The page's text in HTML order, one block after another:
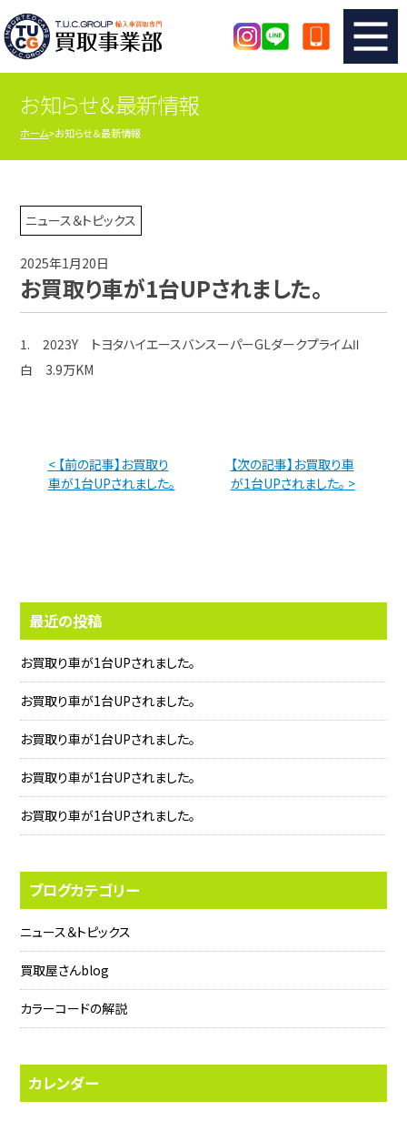
TUCのカンタン査定
査定の注意事項 メーカー別査定フォーム
TUCの買取実績
店舗紹介
お知らせ＆最新情報
ホーム お知らせ＆最新情報
ニュース＆トピックス
2025年1月20日
お買取り車が1台UPされました。
1. 2023Y トヨタハイエースバンスーパーGLダークプライムⅡ
白 3.9万KM
< 【前の記事】お買取り
車が1台UPされました。
【次の記事】お買取り車
が1台UPされました。 >
最近の投稿
お買取り車が1台UPされました。
お買取り車が1台UPされました。
お買取り車が1台UPされました。
お買取り車が1台UPされました。
お買取り車が1台UPされました。
ブログカテゴリー
ニュース＆トピックス
買取屋さんblog
カラーコードの解説
カレンダー